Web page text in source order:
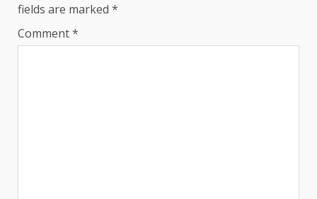
fields are marked *
Comment*